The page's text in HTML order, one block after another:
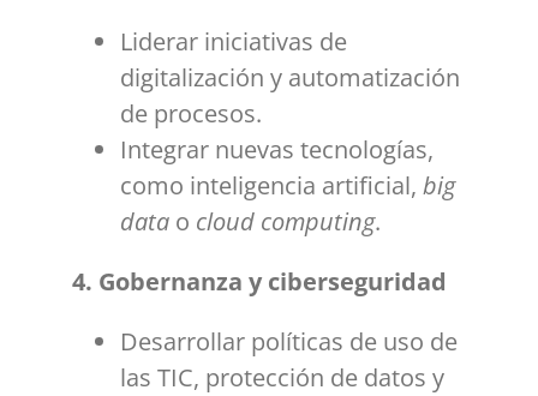
Liderar iniciativas de
digitalización y automatización
de procesos.
Integrar nuevas tecnologías,
como inteligencia artificial, big
data o cloud computing.
4. Gobernanza y ciberseguridad
Desarrollar políticas de uso de
las TIC, protección de datos y